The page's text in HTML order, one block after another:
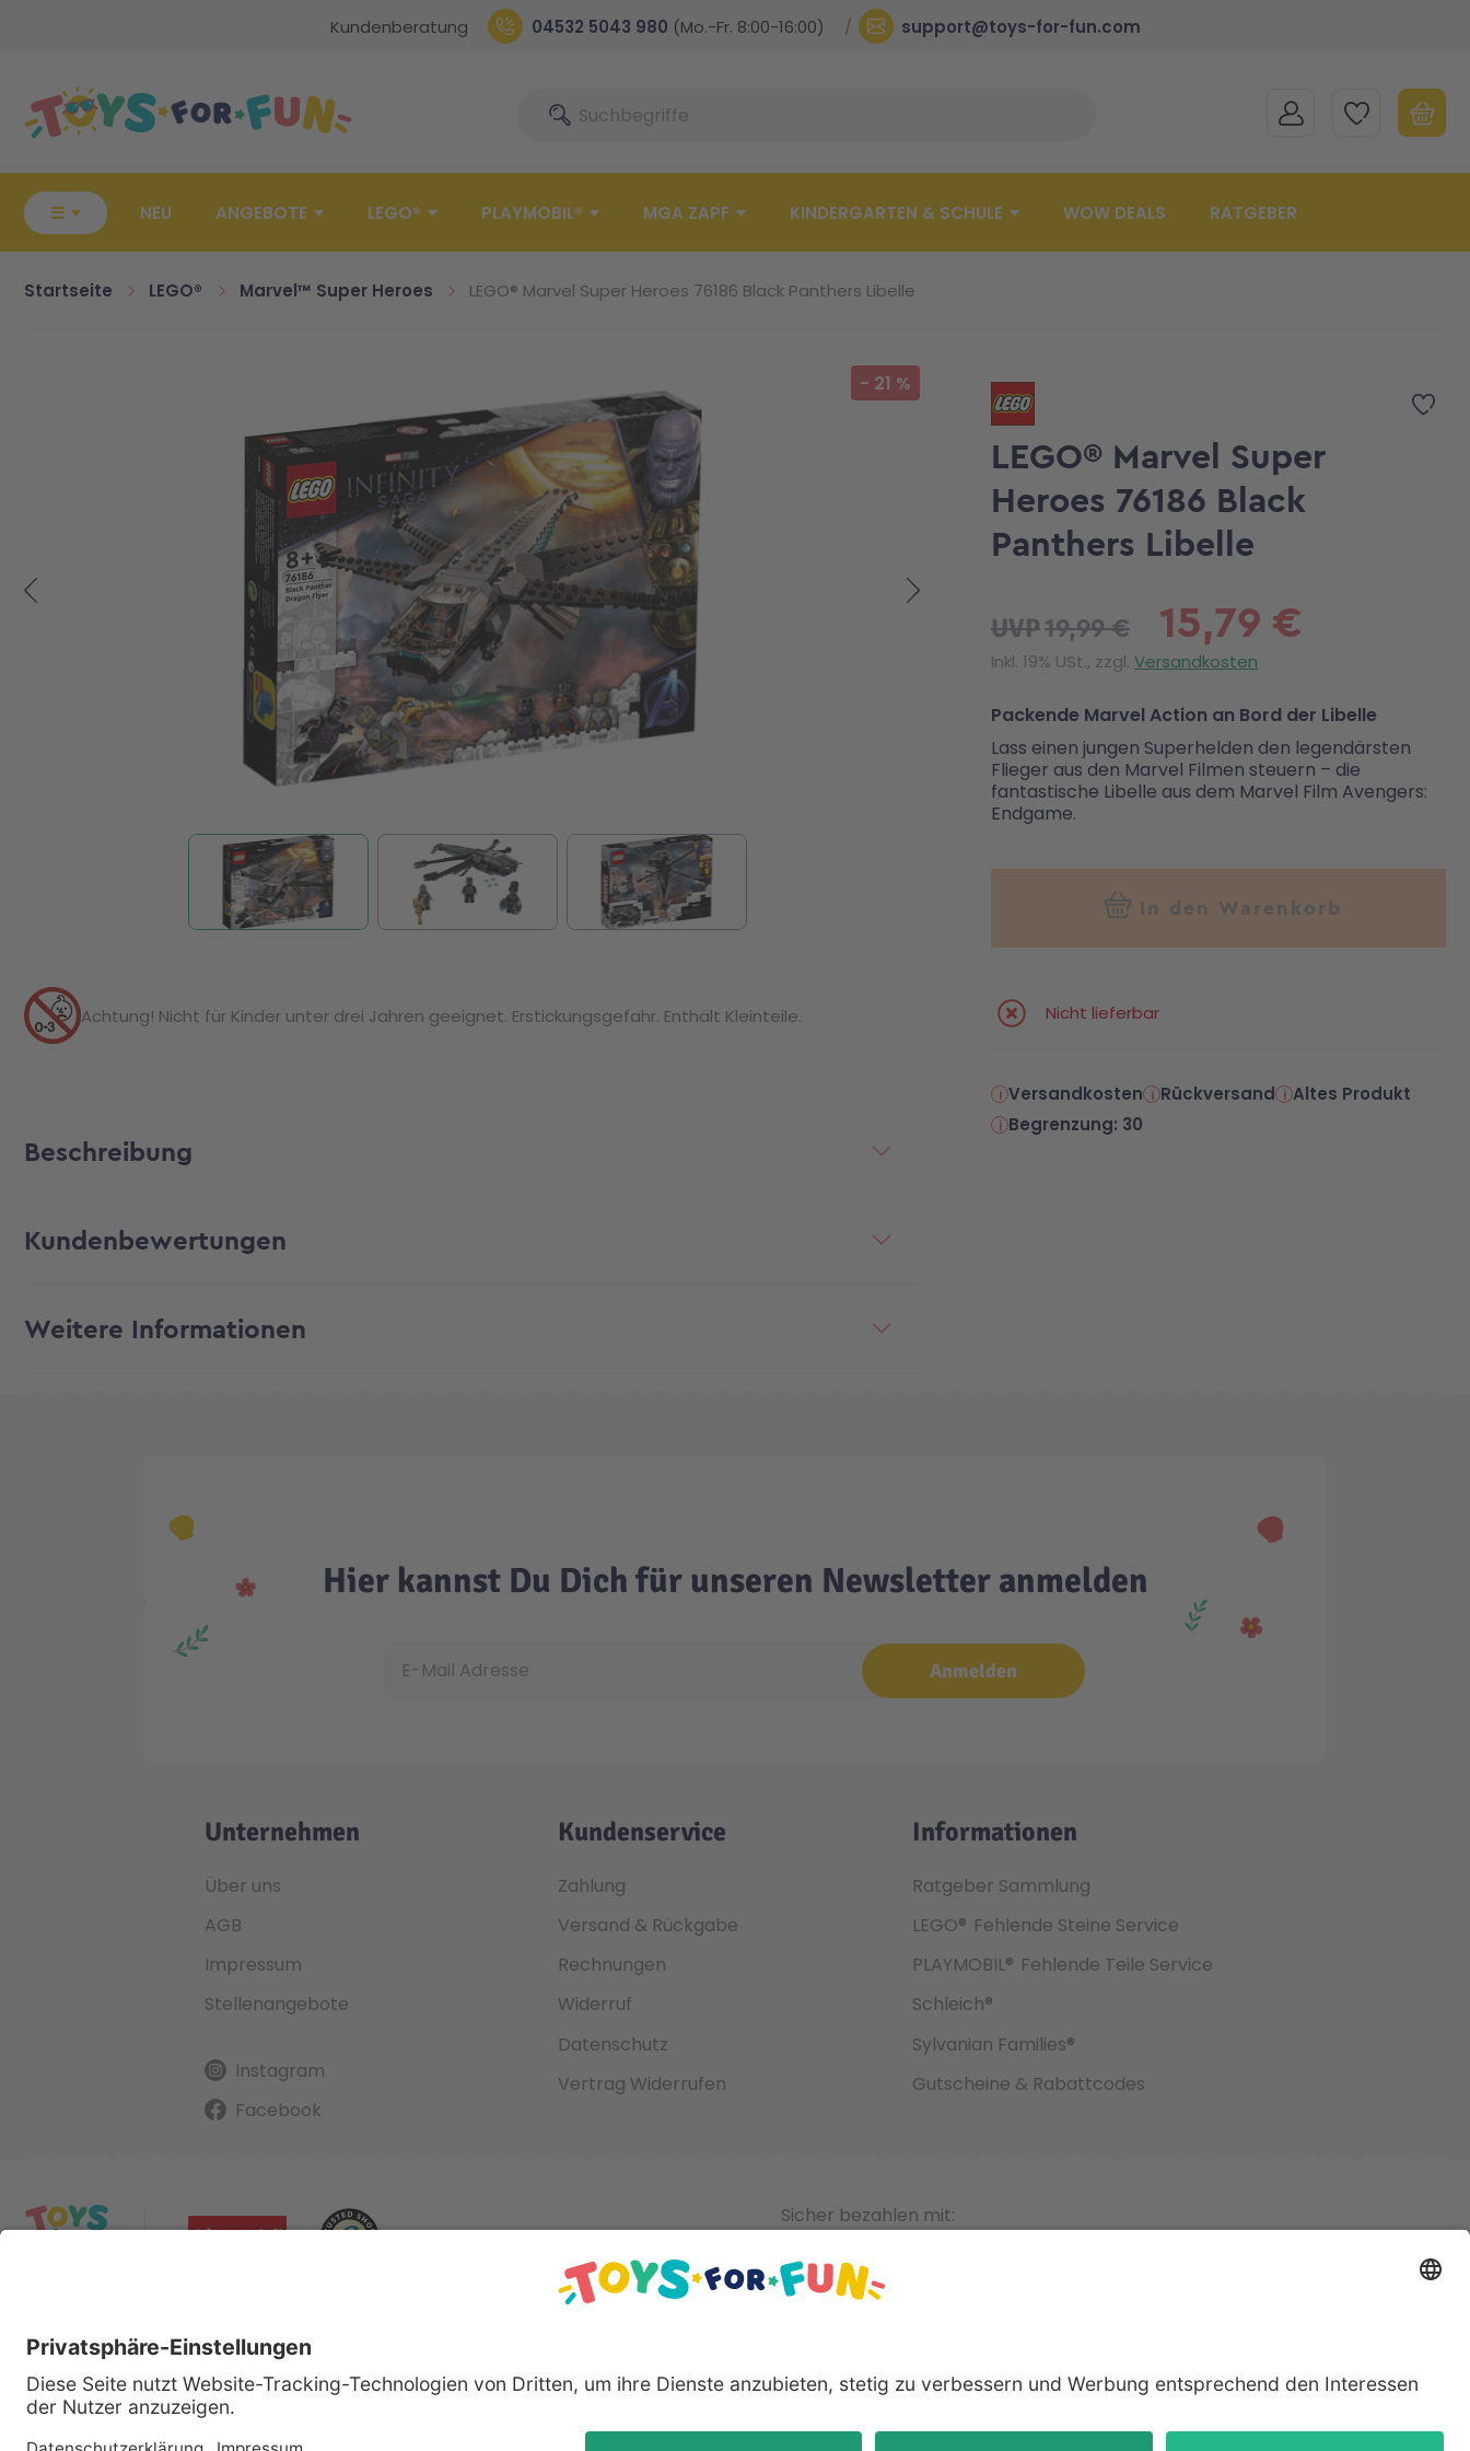
Kundenberatung 04532 5043 980 (Mo.-Fr. 8:00-16:00) support@toys-for-fun.com
SucheSuche MEIN KONTOMEINE WUNSCHLISTE
☰ NEU ANGEBOTE LEGO® PLAYMOBIL® MGA ZAPF KINDERGARTEN & SCHULE WOW DEALS RATGEBER
Startseite LEGO® Marvel™ Super Heroes LEGO® Marvel Super Heroes 76186 Black Panthers Libelle
- 21 %
Zur
LEGO® Marvel Super
Heroes 76186 Black
Panthers Libelle
15,79 €
UVP19,99 €
Inkl. 19% USt., zzgl. Versandkosten
Packende Marvel Action an Bord der Libelle
Lass einen jungen Superhelden den legendärsten
Flieger aus den Marvel Filmen steuern – die
fantastische Libelle aus dem Marvel Film Avengers:
Endgame.
In den Warenkorb
Nicht lieferbar
Versandkosten Rückversand
Altes Produkt
Begrenzung: 30
Achtung! Nicht für Kinder unter drei Jahren geeignet. Erstickungsgefahr. Enthält Kleinteile.
Beschreibung
Kundenbewertungen
Weitere Informationen
Hier kannst Du Dich für unseren Newsletter anmelden
Anmelden
Unternehmen
Über uns
AGB
Impressum
Stellenangebote
Instagram
Facebook
Kundenservice
Zahlung
Versand & Rückgabe
Rechnungen
Widerruf
Datenschutz
Vertrag Widerrufen
Informationen
Ratgeber Sammlung
LEGO® Fehlende Steine Service
PLAYMOBIL® Fehlende Teile Service
Schleich®
Sylvanian Families®
Gutscheine & Rabattcodes
Sicher bezahlen mit:
Alle genannten Produkte und Logos sind eingetragene Warenzeichen der jeweiligen